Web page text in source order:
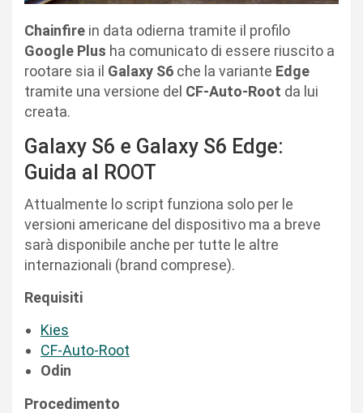
Chainfire in data odierna tramite il profilo
Google Plus ha comunicato di essere riuscito a
rootare sia il Galaxy S6 che la variante Edge
tramite una versione del CF-Auto-Root da lui
creata.
Galaxy S6 e Galaxy S6 Edge:
Guida al ROOT
Attualmente lo script funziona solo per le
versioni americane del dispositivo ma a breve
sarà disponibile anche per tutte le altre
internazionali (brand comprese).
Requisiti
Kies
CF-Auto-Root
Odin
Procedimento